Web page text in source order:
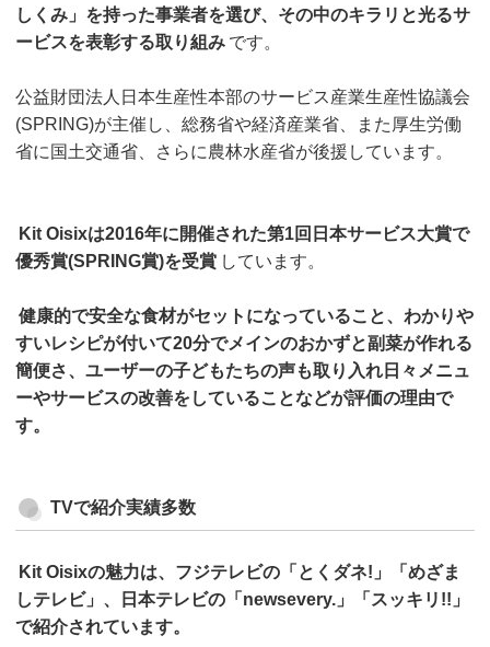
しくみ」を持った事業者を選び、その中のキラリと光るサ
ービスを表彰する取り組み です。
公益財団法人日本生産性本部のサービス産業生産性協議会
(SPRING)が主催し、総務省や経済産業省、また厚生労働
省に国土交通省、さらに農林水産省が後援しています。
Kit Oisixは2016年に開催された第1回日本サービス大賞で
優秀賞(SPRING賞)を受賞 しています。
健康的で安全な食材がセットになっていること、わかりや
すいレシピが付いて20分でメインのおかずと副菜が作れる
簡便さ、ユーザーの子どもたちの声も取り入れ日々メニュ
ーやサービスの改善をしていることなどが評価の理由で
す。
TVで紹介実績多数
Kit Oisixの魅力は、フジテレビの「とくダネ!」「めざま
しテレビ」、日本テレビの「newsevery.」「スッキリ!!」
で紹介されています。